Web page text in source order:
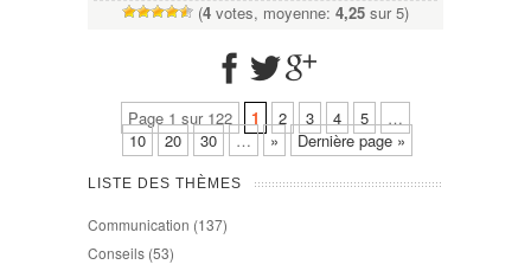
(4 votes, moyenne: 4,25 sur 5)
Page 1 sur 122 1 2 3 4 5
…
10
20 30 … » Dernière page »
LISTE DES THÈMES
Communication (137)
Conseils (53)